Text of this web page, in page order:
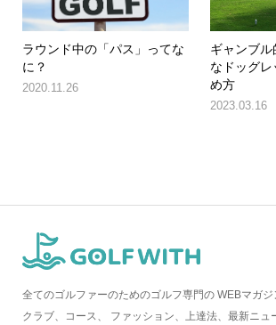
ラウンド中の「パス」ってな
に？
2020.11.26
ギャンブ
なドッグ
め方
2023.03.16
全てのゴルファーのためのゴルフ専門の WEBマガジ
クラブ、コース、 ファッション、上達法、最新ニュ